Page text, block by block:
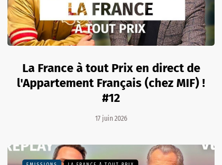
La France à tout Prix en direct de
l'Appartement Français (chez MIF) !
#12
17 juin 2026